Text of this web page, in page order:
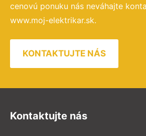
cenovú ponuku nás neváhajte
www.moj-elektrikar.sk.
KONTAKTUJTE NÁS
Kontaktujte nás